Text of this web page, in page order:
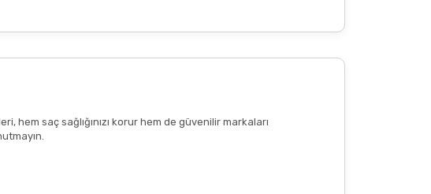
hem saç sağlığınızı korur hem de güvenilir markaları